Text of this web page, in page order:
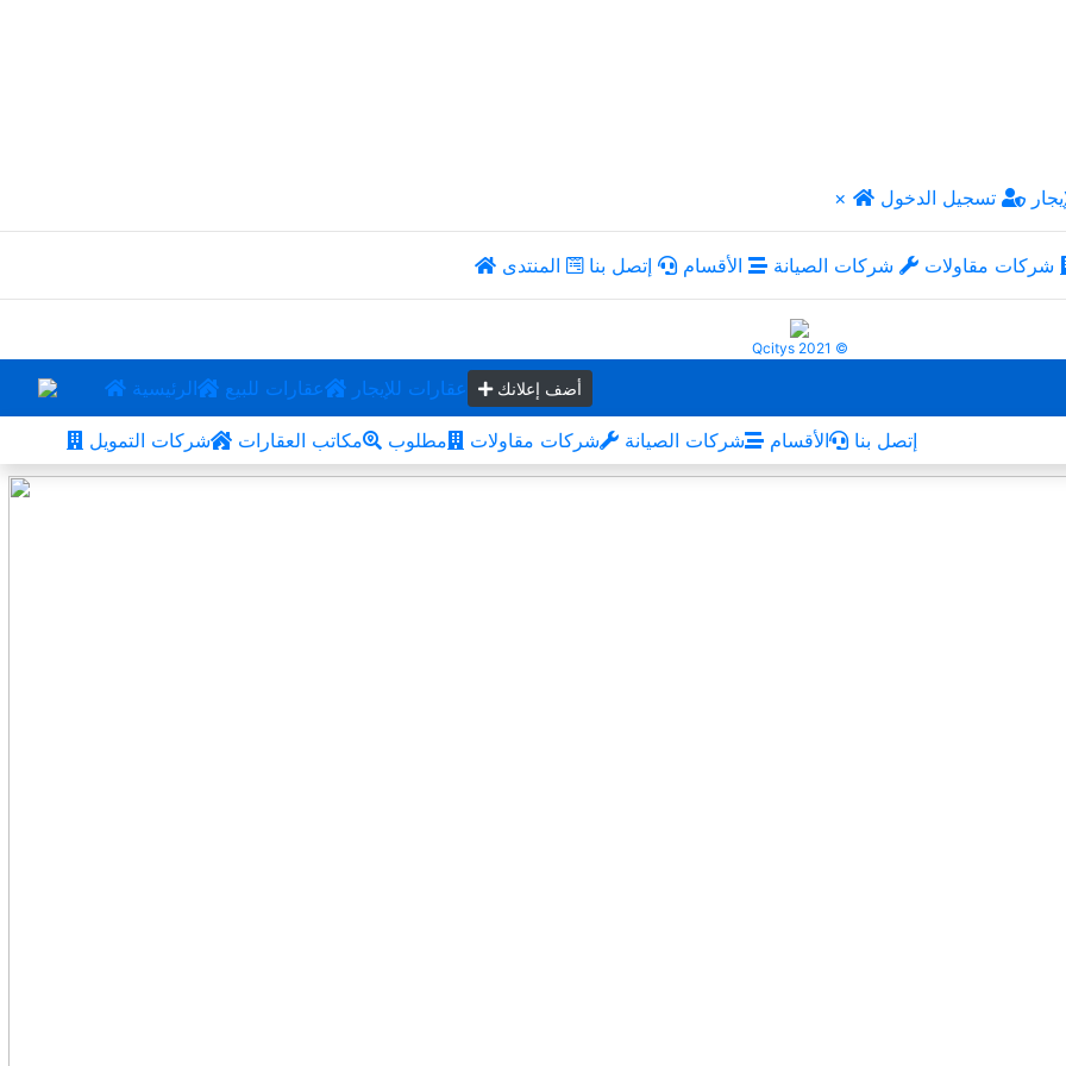
× تسجيل الدخول
شركات مقاولات شركات الصيانة الأقسام إتصل بنا المنتدى
Qcitys 2021 ©
الرئيسية عقارات للبيع عقارات للإيجار أضف إعلانك
شركات التمويل مكاتب العقارات مطلوب شركات مقاولات شركات الصيانة الأقسام إتصل بنا